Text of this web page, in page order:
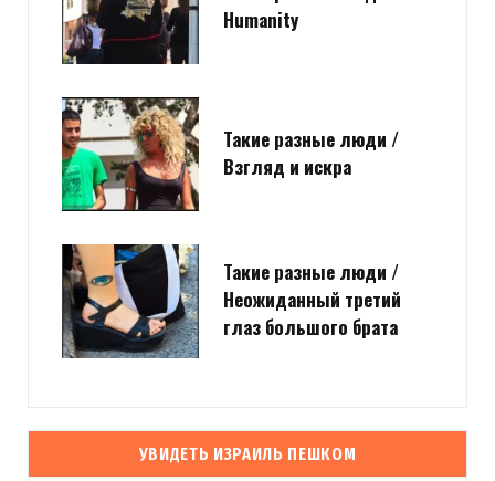
Humanity
Такие разные люди /
Взгляд и искра
Такие разные люди /
Неожиданный третий
глаз большого брата
УВИДЕТЬ ИЗРАИЛЬ ПЕШКОМ